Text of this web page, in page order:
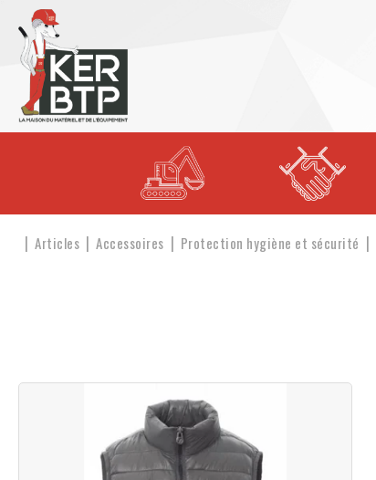
Articles Accessoires Protection hygiène et sécurité